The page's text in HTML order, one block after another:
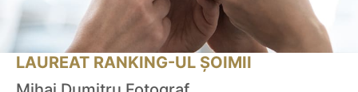
LAUREAT RANKING-UL ȘOIMII